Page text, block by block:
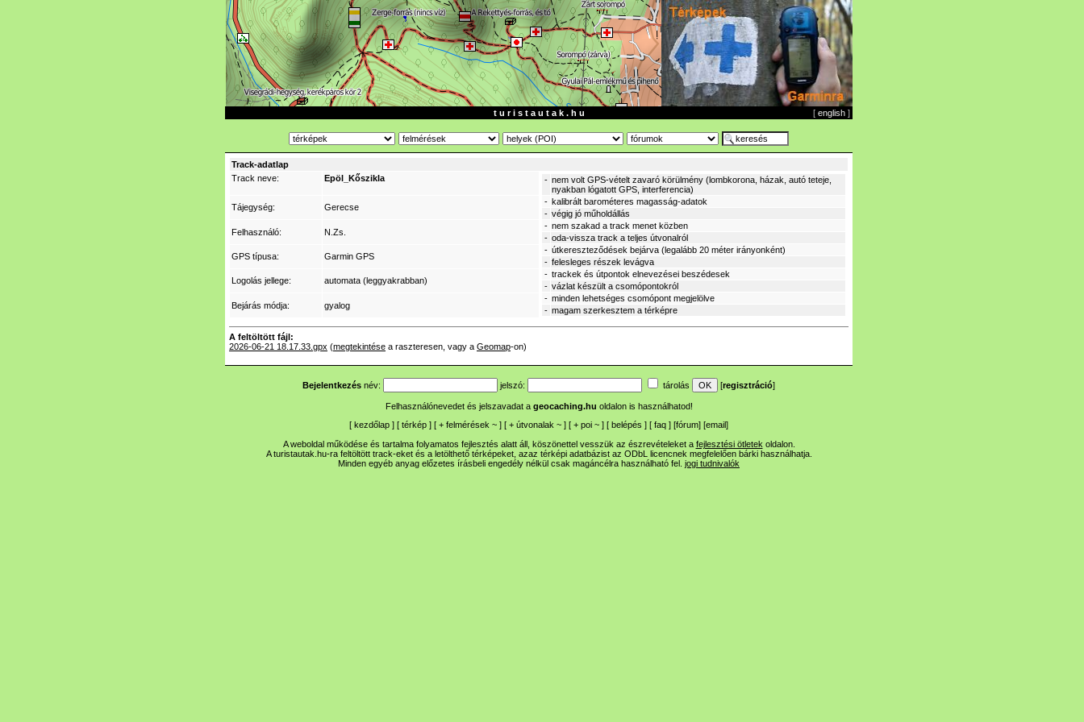
t u r i s t a u t a k . h u [ english ]
Track-adatlap
Track neve:
Epöl_Kőszikla - nem volt GPS-vételt zavaró körülmény (lombkorona, házak, autó teteje,
nyakban lógatott GPS, interferencia)
- kalibrált barométeres magasság-adatok
- végig jó műholdállás
- nem szakad a track menet közben
- oda-vissza track a teljes útvonalról
- útkereszteződések bejárva (legalább 20 méter irányonként)
- felesleges részek levágva
- trackek és útpontok elnevezései beszédesek
- vázlat készült a csomópontokról
- minden lehetséges csomópont megjelölve
- magam szerkesztem a térképre
Tájegység: Gerecse
Felhasználó: N.Zs.
GPS típusa: Garmin GPS
Logolás jellege: automata (leggyakrabban)
Bejárás módja: gyalog
A feltöltött fájl:
2026-06-21 18.17.33.gpx (megtekintése a raszteresen, vagy a Geomap-on)
Bejelentkezés név: jelszó: tárolás [regisztráció]
Felhasználónevedet és jelszavadat a geocaching.hu oldalon is használhatod!
[ kezdőlap ] [ térkép ] [ + felmérések ~ ] [ + útvonalak ~ ] [ + poi ~ ] [ belépés ] [ faq ] [fórum] [email]
A weboldal működése és tartalma folyamatos fejlesztés alatt áll, köszönettel vesszük az észrevételeket a fejlesztési ötletek oldalon.
A turistautak.hu-ra feltöltött track-eket és a letölthető térképeket, azaz térképi adatbázist az ODbL licencnek megfelelően bárki használhatja.
Minden egyéb anyag előzetes írásbeli engedély nélkül csak magáncélra használható fel. jogi tudnivalók